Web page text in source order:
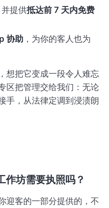
并提供抵达前 7 天内免费
协助 ，为你的客人也为
想把它变成一段令人难忘
区把管理交给我们：无论
手，从法律定调到浸渍朗
作坊需要执照吗？
迎客的一部分提供的，不